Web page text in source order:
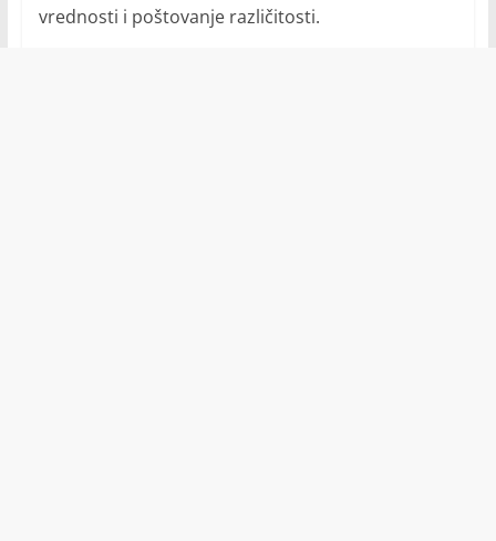
vrednosti i poštovanje različitosti.